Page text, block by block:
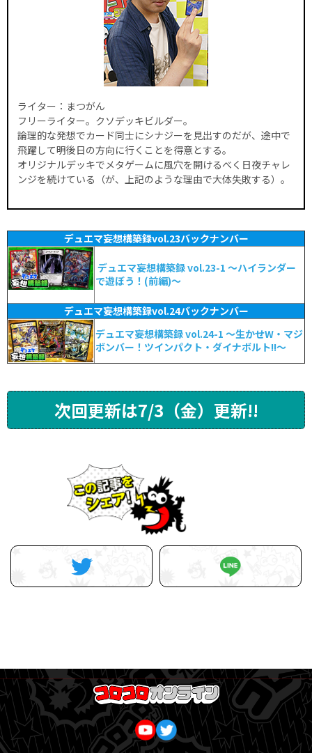
ライター：まつがん
フリーライター。クソデッキビルダー。
論理的な発想でカード同士にシナジーを見出すのだが、途中で
飛躍して明後日の方向に行くことを得意とする。
オリジナルデッキでメタゲームに風穴を開けるべく日夜チャレ
ンジを続けている（が、上記のような理由で大体失敗する）。
デュエマ妄想構築録vol.23バックナンバー
デュエマ妄想構築録 vol.23-1 ～ハイランダー
で遊ぼう！(前編)～
デュエマ妄想構築録vol.24バックナンバー
デュエマ妄想構築録 vol.24-1 ～生かせW・マジ
ボンバー！ツインパクト・ダイナボルト!!～
次回更新は7/3（金）更新!!